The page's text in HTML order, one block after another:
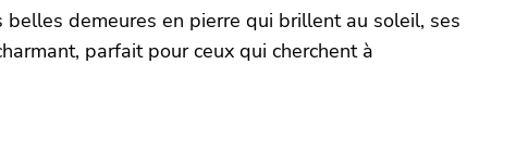
demeures en pierre qui brillent au soleil, ses
parfait pour ceux qui cherchent à